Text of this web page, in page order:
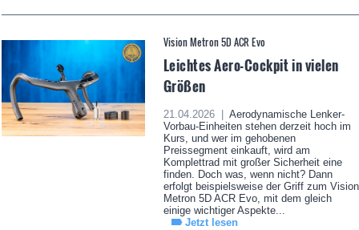
Vision Metron 5D ACR Evo
Leichtes Aero-Cockpit in vielen
Größen
21.04.2026 |
Aerodynamische Lenker-
Vorbau-Einheiten stehen derzeit hoch im
Kurs, und wer im gehobenen
Preissegment einkauft, wird am
Komplettrad mit großer Sicherheit eine
finden. Doch was, wenn nicht? Dann
erfolgt beispielsweise der Griff zum Vision
Metron 5D ACR Evo, mit dem gleich
einige wichtiger Aspekte...
Jetzt lesen